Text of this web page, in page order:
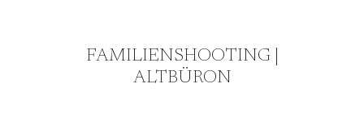
FAMILIENSHOOTING |
ALTBÜRON